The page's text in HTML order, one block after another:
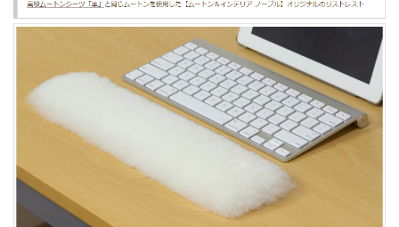
毛長 約25mm
オーストラリア産
製造 日本
備考
《メール便OK》の商品複数のご注文でメ
ール便規定サイズを超えてしまう場合
は、複数に分割して発送させていただき
ます。
その場合、通数分の送料をご負担いただ